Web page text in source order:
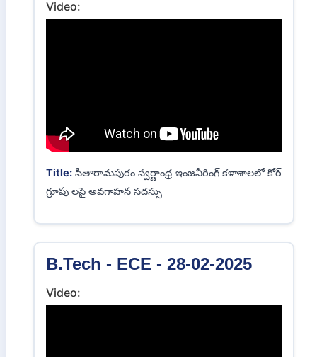
Previous
of ECE on 21-03-2025.
B.Tech - ECE - 28-02-2025